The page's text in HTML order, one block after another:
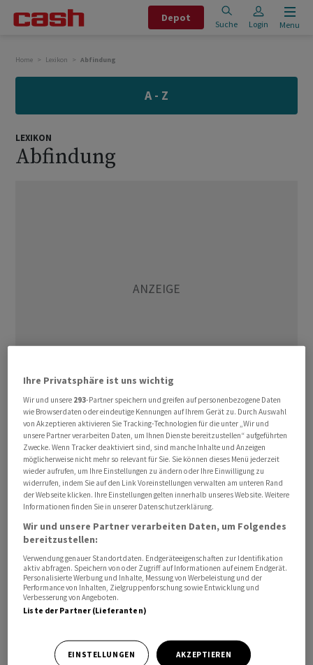
Depot
Suche Login Menu
Home Lexikon Abfindung
A - Z
A B C D E F
G H I J K L
M N O P Q R
S T U V W X
LEXIKON
Abfindung
Gesamte Auszahlung, die bei Ablauf einer Versicherung
fällig wird, oder die Auszahlung des
Pensionskassenguthabens.
Ihre Privatsphäre ist uns wichtig
Wir und unsere 293-Partner speichern und greifen auf personenbezogene Daten
wie Browserdaten oder eindeutige Kennungen auf Ihrem Gerät zu. Durch Auswahl
von Akzeptieren aktivieren Sie Tracking-Technologien für die unter „Wir und
unsere Partner verarbeiten Daten, um Ihnen Dienste bereitzustellen“ aufgeführten
Zwecke. Wenn Tracker deaktiviert sind, sind manche Inhalte und Anzeigen
möglicherweise nicht mehr so relevant für Sie. Sie können dieses Menü jederzeit
wieder aufrufen, um Ihre Einstellungen zu ändern oder Ihre Einwilligung zu
widerrufen, indem Sie auf den Link Voreinstellungen verwalten am unteren Rand
der Webseite klicken. Ihre Einstellungen gelten innerhalb unseres Website. Weitere
Informationen finden Sie in unserer Datenschutzerklärung.
Wir und unsere Partner verarbeiten Daten, um Folgendes
bereitzustellen:
Verwendung genauer Standortdaten. Endgeräteeigenschaften zur Identifikation
aktiv abfragen. Speichern von oder Zugriff auf Informationen auf einem Endgerät.
Personalisierte Werbung und Inhalte, Messung von Werbeleistung und der
Performance von Inhalten, Zielgruppenforschung sowie Entwicklung und
Verbesserung von Angeboten.
Liste der Partner (Lieferanten)
EINSTELLUNGEN AKZEPTIEREN